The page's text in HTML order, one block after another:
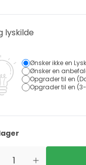
lyskilde
Ønsker ikke en
Ønsker en
Opgrader til en
Opgrader til en